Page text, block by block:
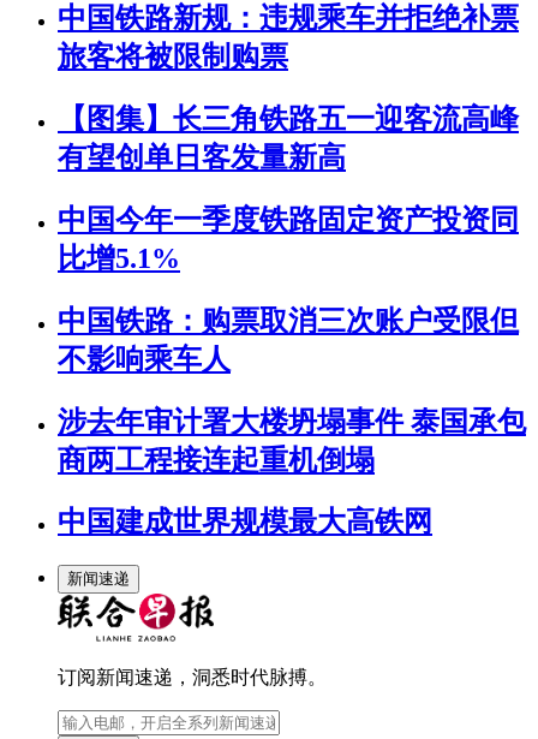
中国铁路新规：违规乘车并拒绝补票
旅客将被限制购票
【图集】长三角铁路五一迎客流高峰
有望创单日客发量新高
中国今年一季度铁路固定资产投资同
比增5.1%
中国铁路：购票取消三次账户受限但
不影响乘车人
涉去年审计署大楼坍塌事件 泰国承包
商两工程接连起重机倒塌
中国建成世界规模最大高铁网
新闻速递
订阅新闻速递，洞悉时代脉搏。